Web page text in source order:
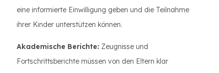
eine informierte Einwilligung geben und die Teilnahme
ihrer Kinder unterstützen können.
Akademische Berichte: Zeugnisse und
Fortschrittsberichte müssen von den Eltern klar